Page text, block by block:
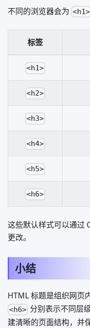
不同的浏览器会为 <h1>
标签
<h1>
<h2>
<h3>
<h4>
<h5>
<h6>
这些默认样式可以通过
更改。
小结
HTML 标题是组织网页
<h6> 分别表示不同层
建清晰的页面结构，并